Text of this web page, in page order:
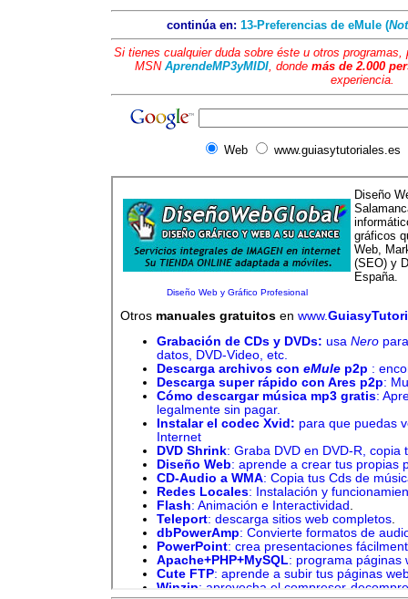
continúa en: 13-Preferencias de eMule (
Si tienes cualquier duda sobre éste u otros
MSN AprendeMP3yMIDI, donde más de 2.000
experiencia.
Web www.guiasytutoriales.es